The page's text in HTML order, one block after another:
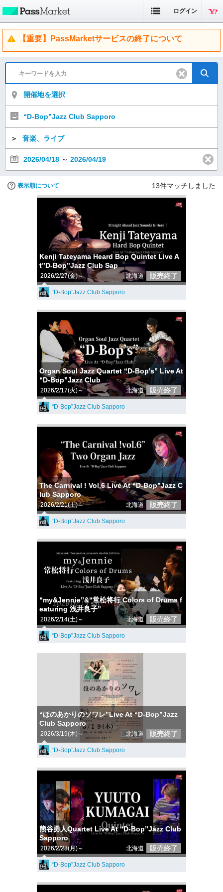
ログイン
【重要】PassMarketサービスの終了について
開催地を選択
“D-Bop”Jazz Club Sapporo
＞ 音楽、ライブ
2026/04/18 ～ 2026/04/19
表示順について 13件マッチしました
Kenji Tateyama Heard Bop Quintet Live A
t”D-Bop”Jazz Club Sap
2026/2/27(金)～ 北海道 販売終了
“D-Bop”Jazz Club Sapporo
Organ Soul Jazz Quartet “D-Bop's” Live At
“D-Bop”Jazz Club
2026/2/17(火)～ 北海道 販売終了
“D-Bop”Jazz Club Sapporo
The Carnival ! Vol,6 Live At “D-Bop”Jazz C
lub Sapporo
2026/2/21(土)～ 北海道 販売終了
“D-Bop”Jazz Club Sapporo
“my&Jennie”&“常松将行 Colors of Drums f
eaturing 浅井良子”
2026/2/14(土)～ 北海道 販売終了
“D-Bop”Jazz Club Sapporo
“ほのあかりのソワレ”Live At “D-Bop”Jazz
Club Sapporo
2026/3/19(木)～ 北海道 販売終了
“D-Bop”Jazz Club Sapporo
熊谷勇人Quartet Live At “D-Bop”Jazz Club
Sapporo
2026/2/23(月)～ 北海道 販売終了
“D-Bop”Jazz Club Sapporo